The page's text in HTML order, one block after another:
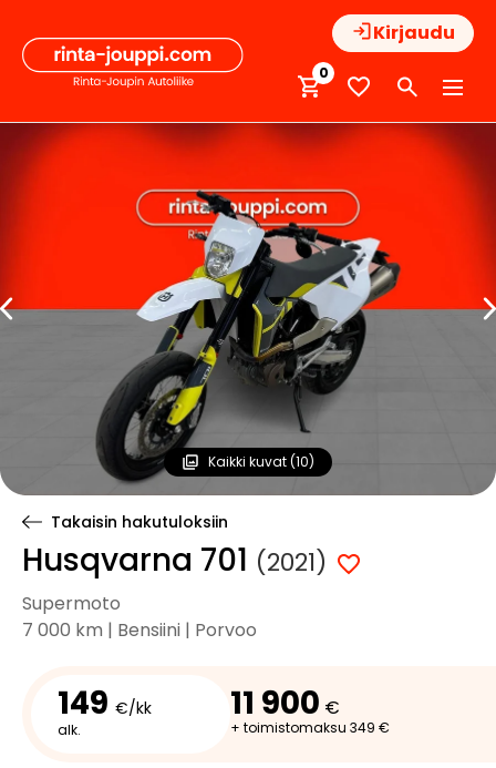
sisältöön
Kirjaudu
0
Kaikki kuvat (10)
Takaisin hakutuloksiin
Husqvarna 701 (2021)
Supermoto
7 000 km | Bensiini | Porvoo
149 €/kk
alk.
11 900 €
+ toimistomaksu 349 €